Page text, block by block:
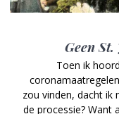
Geen
Toen ik
zou vinden, dacht ik
de processie? Want